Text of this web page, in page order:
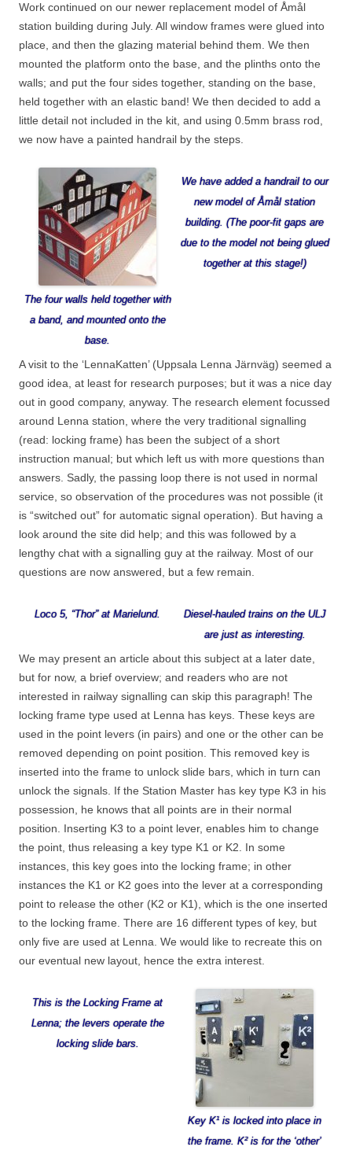
Work continued on our newer replacement model of Åmål
station building during July. All window frames were glued into
place, and then the glazing material behind them. We then
mounted the platform onto the base, and the plinths onto the
walls; and put the four sides together, standing on the base,
held together with an elastic band! We then decided to add a
little detail not included in the kit, and using 0.5mm brass rod,
we now have a painted handrail by the steps.
The four walls held together with
a band, and mounted onto the
base.
We have added a handrail to our
new model of Åmål station
building. (The poor-fit gaps are
due to the model not being glued
together at this stage!)
A visit to the ‘LennaKatten’ (Uppsala Lenna Järnväg) seemed a
good idea, at least for research purposes; but it was a nice day
out in good company, anyway. The research element focussed
around Lenna station, where the very traditional signalling
(read: locking frame) has been the subject of a short
instruction manual; but which left us with more questions than
answers. Sadly, the passing loop there is not used in normal
service, so observation of the procedures was not possible (it
is “switched out” for automatic signal operation). But having a
look around the site did help; and this was followed by a
lengthy chat with a signalling guy at the railway. Most of our
questions are now answered, but a few remain.
Loco 5, “Thor” at Marielund.
Diesel-hauled trains on the ULJ
are just as interesting.
We may present an article about this subject at a later date,
but for now, a brief overview; and readers who are not
interested in railway signalling can skip this paragraph! The
locking frame type used at Lenna has keys. These keys are
used in the point levers (in pairs) and one or the other can be
removed depending on point position. This removed key is
inserted into the frame to unlock slide bars, which in turn can
unlock the signals. If the Station Master has key type K3 in his
possession, he knows that all points are in their normal
position. Inserting K3 to a point lever, enables him to change
the point, thus releasing a key type K1 or K2. In some
instances, this key goes into the locking frame; in other
instances the K1 or K2 goes into the lever at a corresponding
point to release the other (K2 or K1), which is the one inserted
to the locking frame. There are 16 different types of key, but
only five are used at Lenna. We would like to recreate this on
our eventual new layout, hence the extra interest.
This is the Locking Frame at
Lenna; the levers operate the
locking slide bars.
Key K¹ is locked into place in
the frame. K² is for the ‘other’